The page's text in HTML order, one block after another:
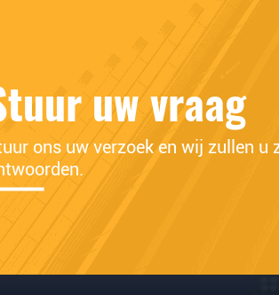
uw vraag
ons uw verzoek en wij zullen u